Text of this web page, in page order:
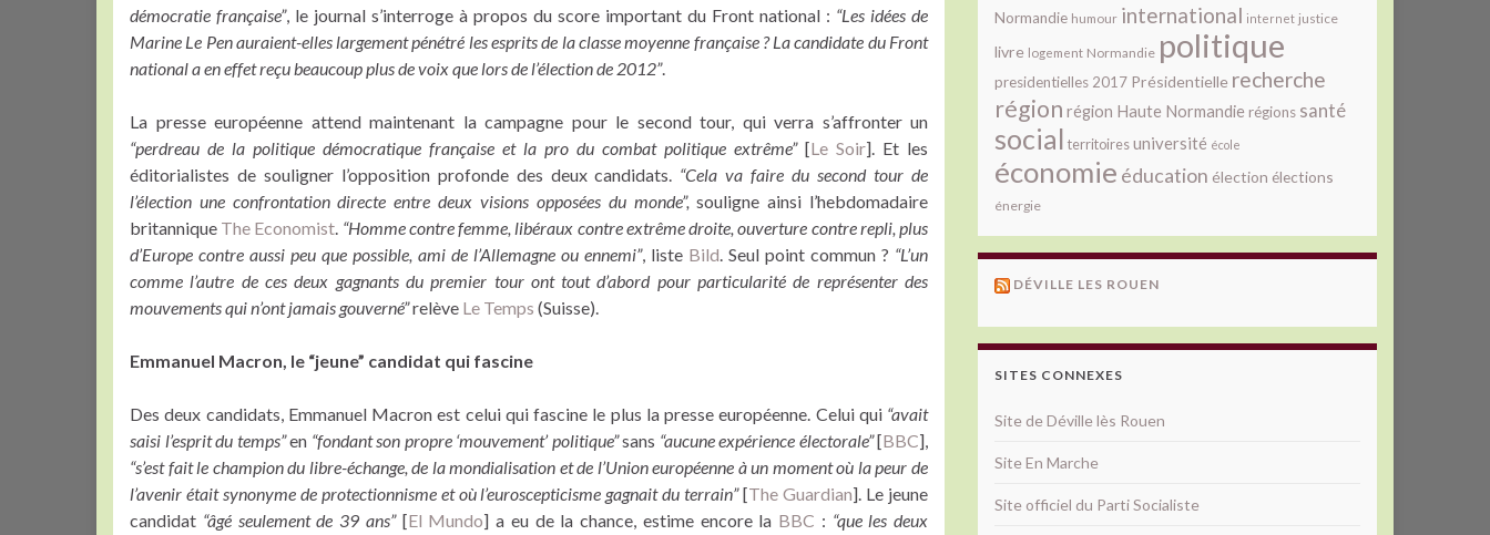
démocratie française”, le journal s’interroge à propos du score important du Front national : “Les idées de
Marine Le Pen auraient-elles largement pénétré les esprits de la classe moyenne française ? La candidate du Front
national a en effet reçu beaucoup plus de voix que lors de l’élection de 2012”.
La presse européenne attend maintenant la campagne pour le second tour, qui verra s’affronter un
“perdreau de la politique démocratique française et la pro du combat politique extrême” [Le Soir]. Et les
éditorialistes de souligner l’opposition profonde des deux candidats. “Cela va faire du second tour de
l’élection une confrontation directe entre deux visions opposées du monde”, souligne ainsi l’hebdomadaire
britannique The Economist. “Homme contre femme, libéraux contre extrême droite, ouverture contre repli, plus
d’Europe contre aussi peu que possible, ami de l’Allemagne ou ennemi”, liste Bild. Seul point commun ? “L’un
comme l’autre de ces deux gagnants du premier tour ont tout d’abord pour particularité de représenter des
mouvements qui n’ont jamais gouverné”relève Le Temps (Suisse).
Emmanuel Macron, le “jeune” candidat qui fascine
Des deux candidats, Emmanuel Macron est celui qui fascine le plus la presse européenne. Celui qui “avait
saisi l’esprit du temps”en “fondant son propre ‘mouvement’ politique”sans “aucune expérience électorale”[BBC],
“s’est fait le champion du libre-échange, de la mondialisation et de l’Union européenne à un moment où la peur de
l’avenir était synonyme de protectionnisme et où l’euroscepticisme gagnait du terrain”[The Guardian]. Le jeune
candidat “âgé seulement de 39 ans” [El Mundo] a eu de la chance, estime encore la BBC : “que les deux
Normandie humour international internet justice
livre logement Normandie politique
presidentielles 2017 Présidentielle recherche
région région Haute Normandie régions santé
social territoiresuniversité école
économie éducation élection élections
énergie
DÉVILLE LES ROUEN
SITES CONNEXES
Site de Déville lès Rouen
Site En Marche
Site officiel du Parti Socialiste